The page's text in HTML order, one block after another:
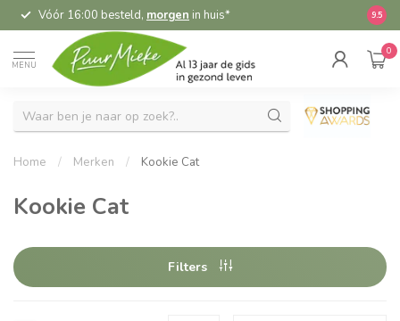
Vóór 16:00 besteld, morgen in huis* 9.5
MENU
0
Home / Merken / Kookie Cat
Kookie Cat
Filters